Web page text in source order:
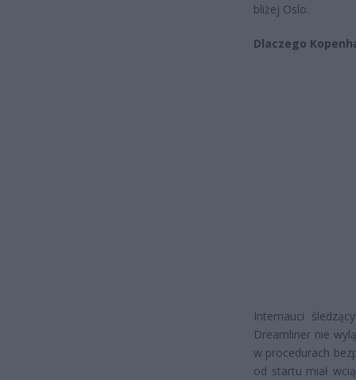
bliżej Oslo.
Dlaczego
Internauci
Dreamliner nie
w procedurach
od startu miał